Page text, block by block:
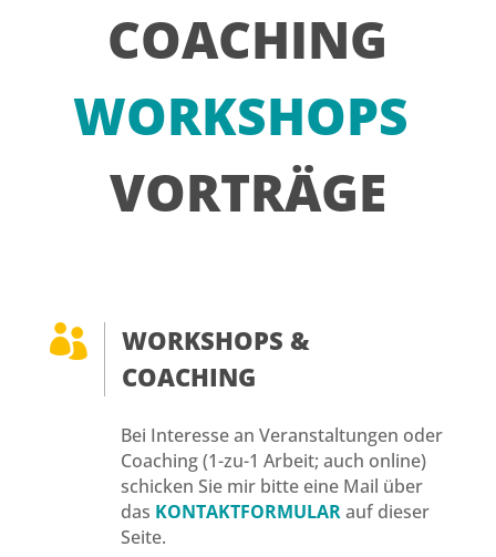
COACHING
WORKSHOPS
VORTRÄGE

WORKSHOPS &
COACHING
Bei Interesse an Veranstaltungen oder
Coaching (1-zu-1 Arbeit; auch online)
schicken Sie mir bitte eine Mail über
das KONTAKTFORMULARauf dieser
Seite.